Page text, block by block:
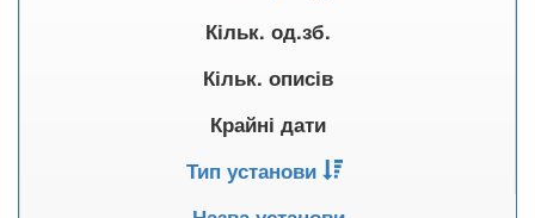
Кільк. од.зб.
Кільк. описів
Крайні дати
Тип установи